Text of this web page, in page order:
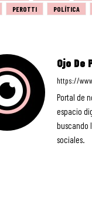
PEROTTI POLÍTICA
Ojo De
https://
Portal de
espacio
buscando
sociales.